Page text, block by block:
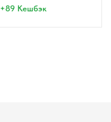
+89 Кешбэк